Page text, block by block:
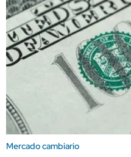
Mercado cambiario